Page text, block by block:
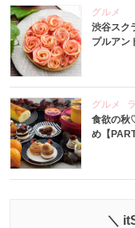
グルメ
渋谷スク
プルアン
グルメ
食欲の秋
め【
＼